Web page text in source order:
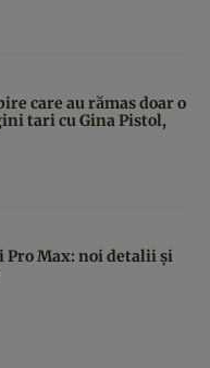
care au rămas doar o
tari cu Gina Pistol,
Pro Max: noi detalii și